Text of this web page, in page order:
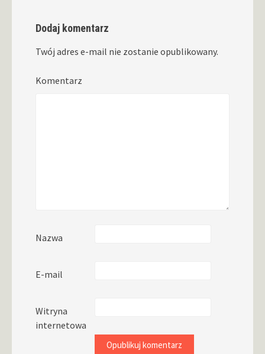
Dodaj komentarz
Twój adres e-mail nie zostanie opublikowany.
Komentarz
Nazwa
E-mail
Witryna
internetowa